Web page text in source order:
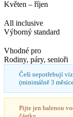
Květen – říjen
All inclusive
Výborný standard
Vhodné pro
Rodiny, páry, senioři
Češi nepotřebují
(minimálně 3
Pijte jen balenou